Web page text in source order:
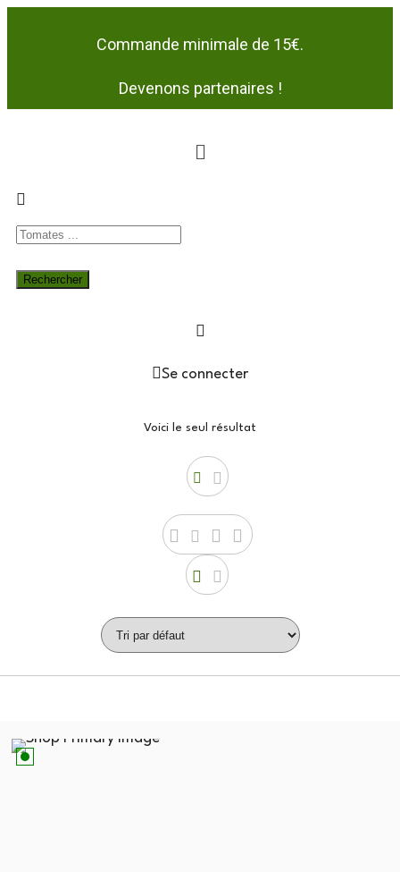
Commande minimale de 15€.
Devenons partenaires !
Se connecter
Voici le seul résultat